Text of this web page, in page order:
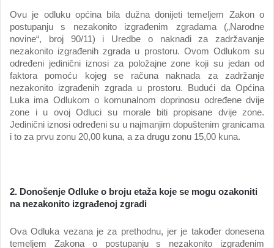
Ovu je odluku općina bila dužna donijeti temeljem Zakon o
postupanju s nezakonito izgrađenim zgradama („Narodne
novine“, broj 90/11) i Uredbe o naknadi za zadržavanje
nezakonito izgrađenih zgrada u prostoru. Ovom Odlukom su
određeni jedinični iznosi za položajne zone koji su jedan od
faktora pomoću kojeg se računa naknada za zadržanje
nezakonito izgrađenih zgrada u prostoru. Budući da Općina
Luka ima Odlukom o komunalnom doprinosu određene dvije
zone i u ovoj Odluci su morale biti propisane dvije zone.
Jedinični iznosi određeni su u najmanjim dopuštenim granicama
i to za prvu zonu 20,00 kuna, a za drugu zonu 15,00 kuna.
2. Donošenje Odluke o broju etaža koje se mogu ozakoniti
na nezakonito izgrađenoj zgradi
Ova Odluka vezana je za prethodnu, jer je također donesena
temeljem Zakona o postupanju s nezakonito izgrađenim